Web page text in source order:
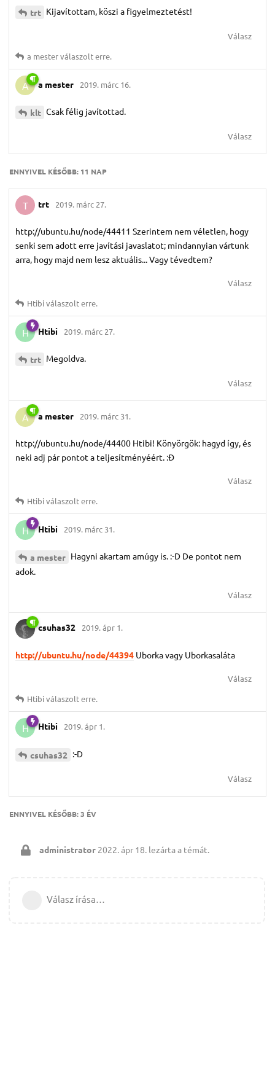
trt Kijavítottam, köszi a figyelmeztetést!
Válasz
a mesterválaszolt erre.
A a mester 2019. márc 16.
klt Csak félig javítottad.
Válasz
ENNYIVEL KÉSŐBB: 11 NAP
T trt 2019. márc 27.
http://ubuntu.hu/node/44411 Szerintem nem véletlen, hogy
senki sem adott erre javítási javaslatot; mindannyian vártunk
arra, hogy majd nem lesz aktuális... Vagy tévedtem?
Válasz
Htibiválaszolt erre.
H Htibi 2019. márc 27.
trt Megoldva.
Válasz
A a mester 2019. márc 31.
http://ubuntu.hu/node/44400 Htibi! Könyörgök: hagyd így, és
neki adj pár pontot a teljesítményéért. :Đ
Válasz
Htibiválaszolt erre.
H Htibi 2019. márc 31.
a mester Hagyni akartam amúgy is. :-D De pontot nem
adok.
Válasz
csuhas32 2019. ápr 1.
http://ubuntu.hu/node/44394 Uborka vagy Uborkasaláta
Válasz
Htibiválaszolt erre.
H Htibi 2019. ápr 1.
csuhas32 :-D
Válasz
ENNYIVEL KÉSŐBB:3 ÉV
administrator 2022. ápr 18. lezárta a témát.
Válasz írása…